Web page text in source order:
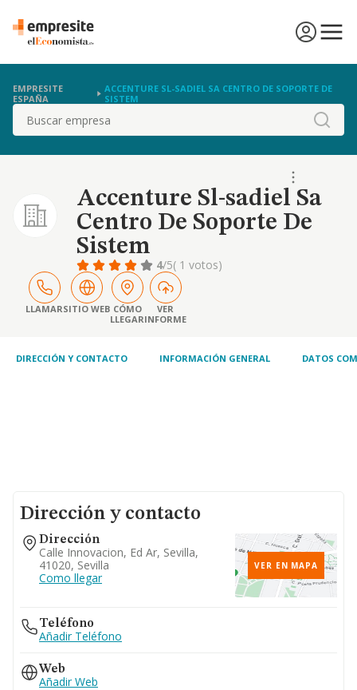
EMPRESITE
ESPAÑA
ACCENTURE SL-SADIEL SA CENTRO DE SOPORTE DE
SISTEM
Buscar
Accenture Sl-sadiel Sa
Centro De Soporte De
Sistem
4/5( 1 votos)
LLAMARSITIO WEB CÓMO
LLEGAR
VER
INFORME
DIRECCIÓN Y CONTACTO INFORMACIÓN GENERAL DATOS
Dirección y contacto
Dirección
Calle Innovacion, Ed Ar, Sevilla,
41020, Sevilla
Como llegar
VER EN MAPA
Teléfono
Añadir Teléfono
Web
Añadir Web